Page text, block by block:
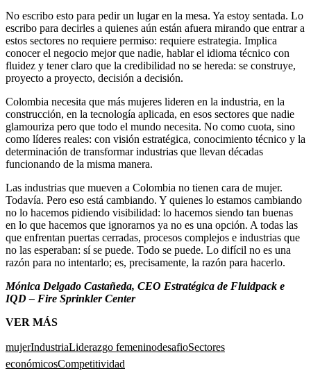
No escribo esto para pedir un lugar en la mesa. Ya estoy sentada. Lo
escribo para decirles a quienes aún están afuera mirando que entrar a
estos sectores no requiere permiso: requiere estrategia. Implica
conocer el negocio mejor que nadie, hablar el idioma técnico con
fluidez y tener claro que la credibilidad no se hereda: se construye,
proyecto a proyecto, decisión a decisión.
Colombia necesita que más mujeres lideren en la industria, en la
construcción, en la tecnología aplicada, en esos sectores que nadie
glamouriza pero que todo el mundo necesita. No como cuota, sino
como líderes reales: con visión estratégica, conocimiento técnico y la
determinación de transformar industrias que llevan décadas
funcionando de la misma manera.
Las industrias que mueven a Colombia no tienen cara de mujer.
Todavía. Pero eso está cambiando. Y quienes lo estamos cambiando
no lo hacemos pidiendo visibilidad: lo hacemos siendo tan buenas
en lo que hacemos que ignorarnos ya no es una opción. A todas las
que enfrentan puertas cerradas, procesos complejos e industrias que
no las esperaban: sí se puede. Todo se puede. Lo difícil no es una
razón para no intentarlo; es, precisamente, la razón para hacerlo.
Mónica Delgado Castañeda, CEO Estratégica de Fluidpack e
IQD – Fire Sprinkler Center
VER MÁS
mujerIndustriaLiderazgo femeninodesafioSectores
económicosCompetitividad